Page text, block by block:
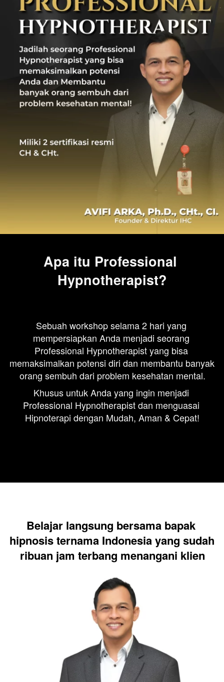
Apa itu Professional
Hypnotherapist?
Sebuah workshop selama 2 hari yang
mempersiapkan Anda menjadi seorang
Professional Hypnotherapist yang bisa
memaksimalkan potensi diri dan membantu banyak
orang sembuh dari problem kesehatan mental.
Khusus untuk Anda yang ingin menjadi
Professional Hypnotherapist dan menguasai
Hipnoterapi dengan Mudah, Aman & Cepat!
Belajar langsung bersama bapak
hipnosis ternama Indonesia yang sudah
ribuan jam terbang menangani klien